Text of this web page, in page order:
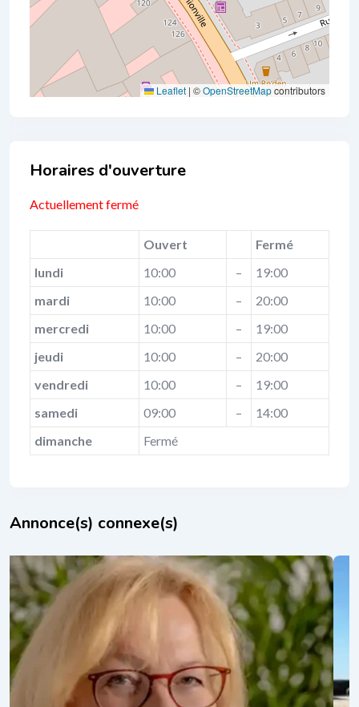
Leaflet | ©OpenStreetMapcontributors
Business Hours
Actuellement fermé
Ouvert
Fermé
lundi
10:00 –
19:00
mardi
10:00 –
20:00
mercredi
10:00 –
19:00
jeudi
10:00 –
20:00
vendredi
10:00 –
19:00
samedi
09:00 –
14:00
dimanche
Fermé
Annonce(s) connexe(s)
Sylvie Tescher
il y a 1 an
Thérapies corporelles